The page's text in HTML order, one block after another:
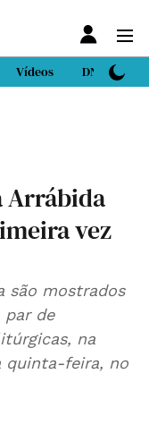
Vídeos DN Sport
Arrábida
vez
são mostrados
par de
na
quinta-feira, no